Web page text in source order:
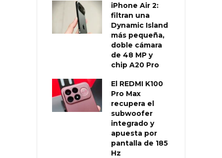
iPhone Air 2:
filtran una
Dynamic Island
más pequeña,
doble cámara
de 48 MP y
chip A20 Pro
El REDMI K100
Pro Max
recupera el
subwoofer
integrado y
apuesta por
pantalla de 185
Hz